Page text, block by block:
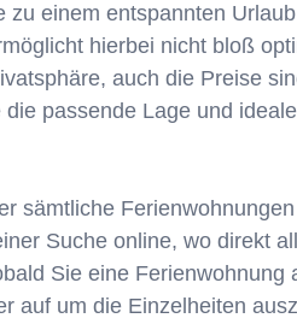
zu einem entspannten
hierbei nicht bloß
auch die Preise
passende Lage und
sämtliche
Suche online, wo direkt
Sie eine Ferienwohnung
auf um die Einzelheiten